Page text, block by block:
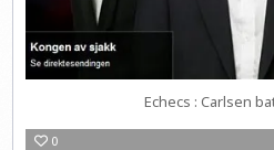
Echecs : Carlsen
0